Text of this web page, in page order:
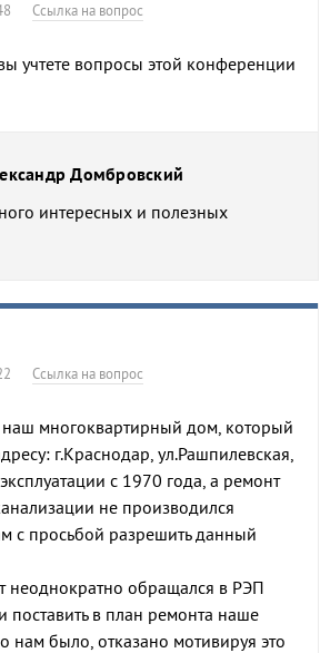
Ссылка на вопрос
учтете вопросы этой конференции
Домбровский
интересных и полезных
Ссылка на вопрос
наш многоквартирный дом, который
г.Краснодар, ул.Рашпилевская,
с 1970 года, а ремонт
не производился
с просьбой разрешить данный
неоднократно обращался в РЭП
в план ремонта наше
нам было, отказано мотивируя это